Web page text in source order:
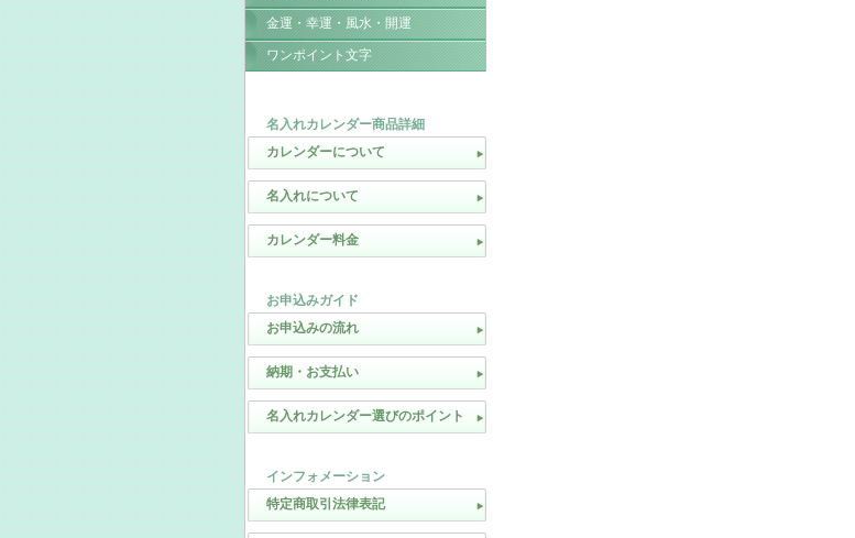
金運・幸運・風水・開運
ワンポイント文字
名入れカレンダー商品詳細
カレンダーについて
名入れについて
カレンダー料金
お申込みガイド
お申込みの流れ
納期・お支払い
名入れカレンダー選びのポイント
インフォメーション
特定商取引法律表記